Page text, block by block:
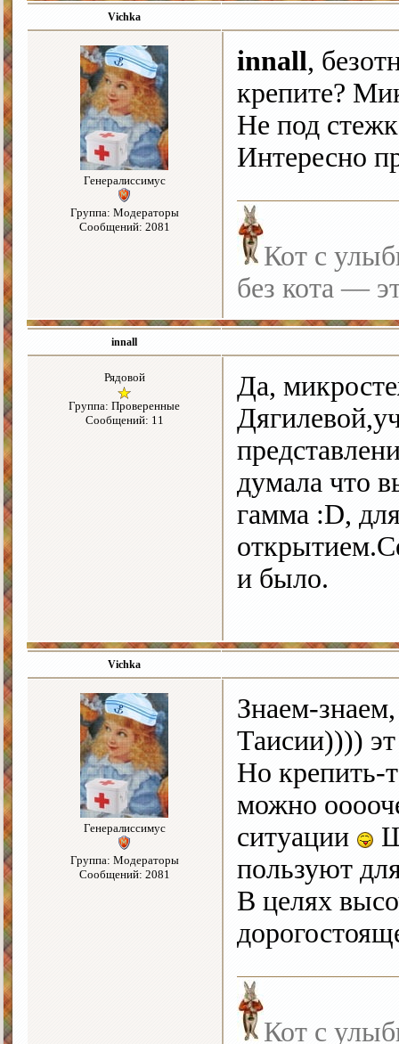
Vichka
Генералиссимус
Группа: Модераторы
Сообщений: 2081
innall,
крепите?
Не под
Интересно
Кот с
без кота —
innall
Рядовой
Группа: Проверенные
Сообщений: 11
Да,
думала что
гамма :D,
и было.
Vichka
Генералиссимус
Группа: Модераторы
Сообщений: 2081
Знаем-
Таисии))))
Но крепить-
можно
ситуации
пользуют
В целях
Кот с